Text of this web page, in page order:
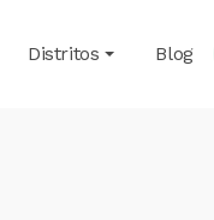
Distritos Blog